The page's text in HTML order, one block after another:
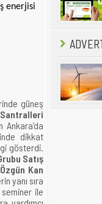
enerjisi
güneş
Ankara’da
dikkat
gösterdi.
Satış
Kan
yanı sıra
ile